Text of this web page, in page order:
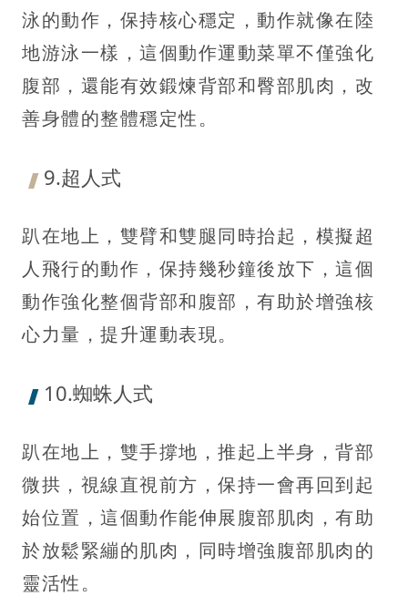
泳的動作，保持核心穩定，動作就像在陸
地游泳一樣，這個動作運動菜單不僅強化
腹部，還能有效鍛煉背部和臀部肌肉，改
善身體的整體穩定性。
9.超人式
趴在地上，雙臂和雙腿同時抬起，模擬超
人飛行的動作，保持幾秒鐘後放下，這個
動作強化整個背部和腹部，有助於增強核
心力量，提升運動表現。
10.蜘蛛人式
趴在地上，雙手撐地，推起上半身，背部
微拱，視線直視前方，保持一會再回到起
始位置，這個動作能伸展腹部肌肉，有助
於放鬆緊繃的肌肉，同時增強腹部肌肉的
靈活性。